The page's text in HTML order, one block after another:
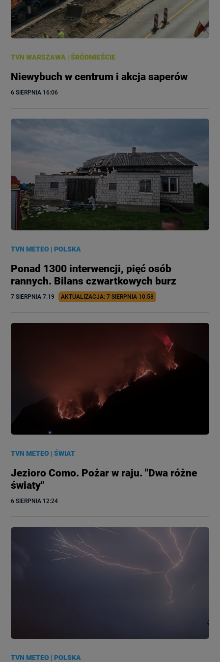
TVN WARSZAWA |ŚRÓDMIEŚCIE
Niewybuch w centrum i akcja saperów
6 SIERPNIA 16:06
TVN METEO |POLSKA
Ponad 1300 interwencji, pięć osób
rannych. Bilans czwartkowych burz
7 SIERPNIA 7:19 AKTUALIZACJA: 7 SIERPNIA 10:58
TVN METEO |ŚWIAT
Jezioro Como. Pożar w raju. "Dwa różne
światy"
6 SIERPNIA 12:24
TVN METEO |POLSKA